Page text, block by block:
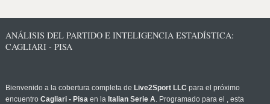
ANÁLISIS DEL PARTIDO E INTELIGENCIA ESTADÍSTICA:
CAGLIARI - PISA
Bienvenido a la cobertura completa de Live2Sport LLC para el próximo
encuentro Cagliari - Pisaen la Italian Serie A. Programado para el , esta